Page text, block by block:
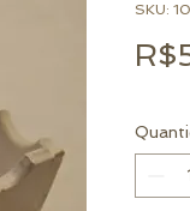
SKU: